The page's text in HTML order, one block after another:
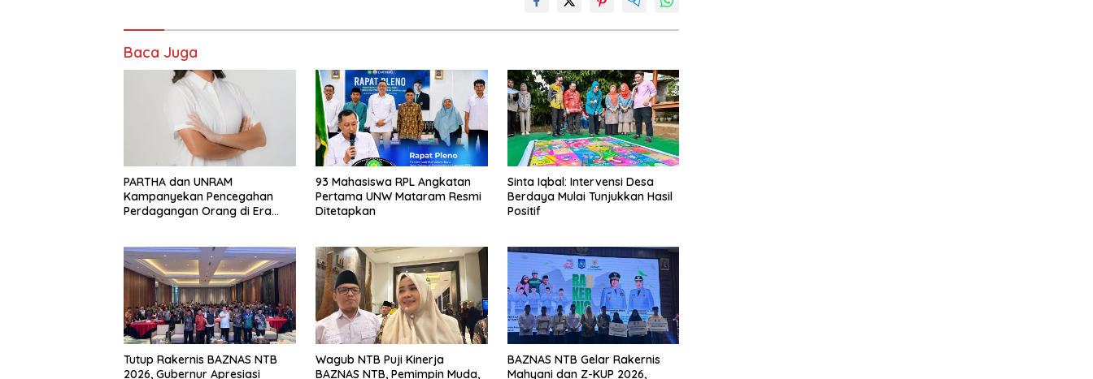
Baca Juga
PARTHA dan UNRAM
Kampanyekan Pencegahan
Perdagangan Orang di Era
93 Mahasiswa RPL Angkatan
Pertama UNW Mataram Resmi
Ditetapkan
Sinta Iqbal: Intervensi Desa
Berdaya Mulai Tunjukkan Hasil
Positif
Tutup Rakernis BAZNAS NTB
2026, Gubernur Apresiasi
Wagub NTB Puji Kinerja
BAZNAS NTB, Pemimpin Muda,
BAZNAS NTB Gelar Rakernis
Mahyani dan Z-KUP 2026,